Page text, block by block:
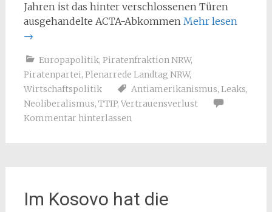
Jahren ist das hinter verschlossenen Türen
ausgehandelte ACTA-Abkommen Mehr lesen
→
Europapolitik, Piratenfraktion NRW,
Piratenpartei, Plenarrede Landtag NRW,
Wirtschaftspolitik
Antiamerikanismus, Leaks,
Neoliberalismus, TTIP, Vertrauensverlust
Kommentar hinterlassen
Im Kosovo hat die